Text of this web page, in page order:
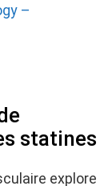
–
statines
explore